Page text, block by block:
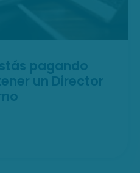
pagando
un Director